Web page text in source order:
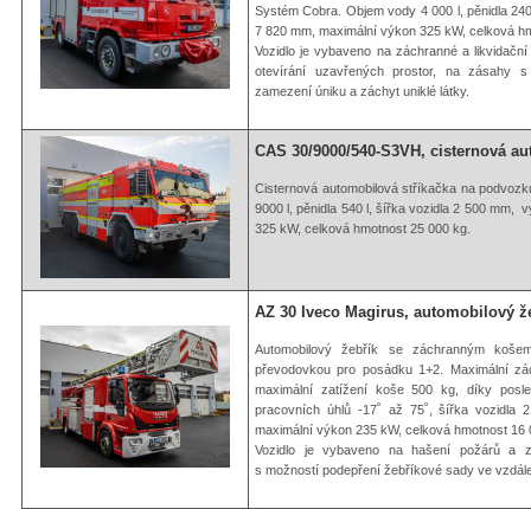
Systém Cobra. Objem vody 4 000 l, pěnidla
7 820 mm, maximální výkon 325 kW, celková
Vozidlo je vybaveno na záchranné a
otevírání uzavřených prostor, na zásahy
zamezení úniku a záchyt uniklé látky.
CAS 30/9000/540-S3VH, cisternová
Cisternová automobilová stříkačka na
9000 l, pěnidla 540 l, šířka vozidla 2 500 mm,
325 kW, celková hmotnost 25 000 kg.
AZ 30 Iveco Magirus, automobilový
Automobilový žebřík se záchranným
převodovkou pro posádku 1+2. Maximální
maximální zatížení koše 500 kg, díky
pracovních úhlů -17˚ až 75˚, šířka
maximální výkon 235 kW, celková hmotnost 16
Vozidlo je vybaveno na hašení požárů a
s možností podepření žebříkové sady ve